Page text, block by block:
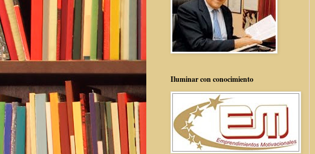
Iluminar con conocimiento